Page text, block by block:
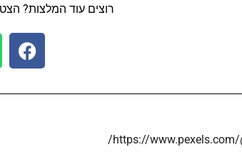
רוצים עוד המלצות?
https://www.pexels.com/